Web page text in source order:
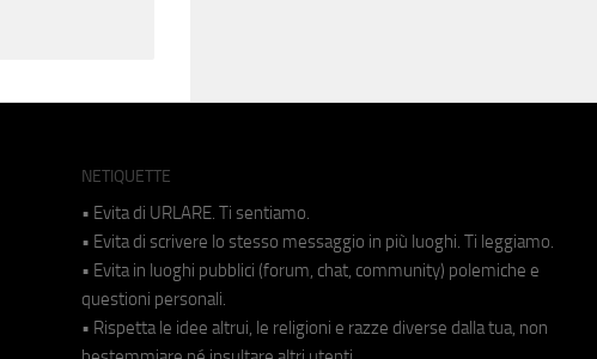
NETIQUETTE
• Evita di URLARE. Ti sentiamo.
• Evita di scrivere lo stesso messaggio in più luoghi. Ti leggiamo.
• Evita in luoghi pubblici (forum, chat, community) polemiche e
questioni personali.
• Rispetta le idee altrui, le religioni e razze diverse dalla tua, non